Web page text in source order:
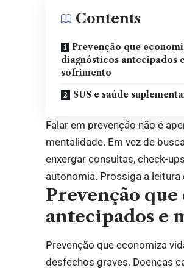
Contents
Prevenção que
diagnósticos antecipados
sofrimento
SUS e saúde
Falar em prevenção não é
mentalidade. Em vez de
enxergar consultas, check-
autonomia. Prossiga a leitura
Prevenção
antecipados e
Prevenção que economiza
desfechos graves. Doenças